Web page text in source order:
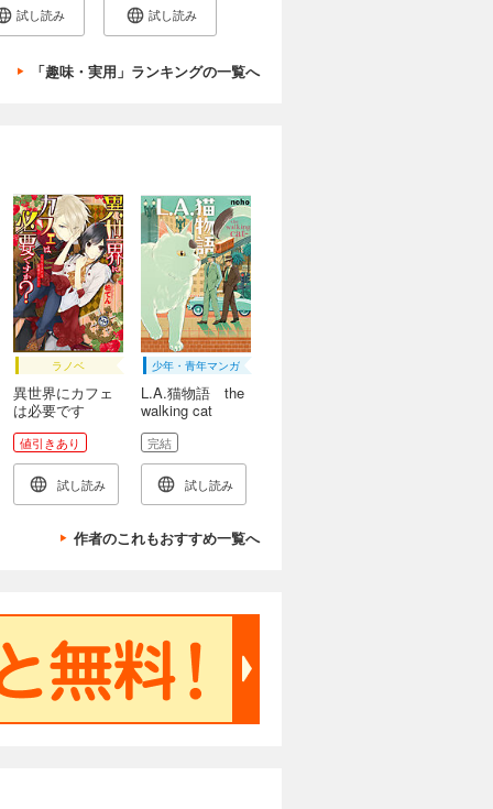
試し読み 試し読み
「趣味・実用」ランキングの一覧へ
ラノベ
異世界にカフェ
は必要です
か？ 恋が生ま
れる秘蔵のレシ
ピ
値引きあり
試し読み
少年・青年マンガ
L.A.猫物語 the
walking cat
完結
試し読み
作者のこれもおすすめ一覧へ